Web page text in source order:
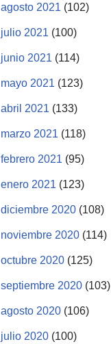
agosto 2021 (102)
julio 2021 (100)
junio 2021 (114)
mayo 2021 (123)
abril 2021 (133)
marzo 2021 (118)
febrero 2021 (95)
enero 2021 (123)
diciembre 2020 (108)
noviembre 2020 (114)
octubre 2020 (125)
septiembre 2020 (103)
agosto 2020 (106)
julio 2020 (100)